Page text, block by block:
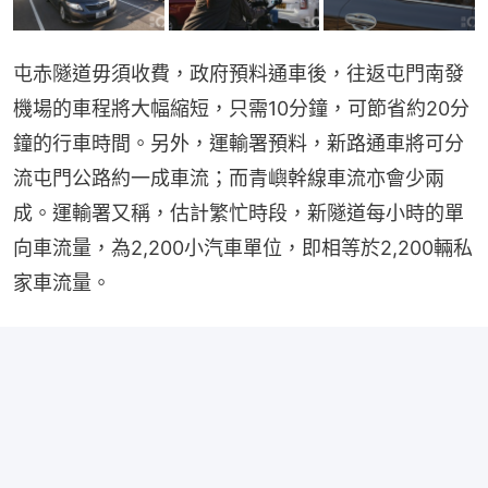
屯赤隧道毋須收費，政府預料通車後，往返屯門南發
機場的車程將大幅縮短，只需10分鐘，可節省約20分
鐘的行車時間。另外，運輸署預料，新路通車將可分
流屯門公路約一成車流；而青嶼幹線車流亦會少兩
成。運輸署又稱，估計繁忙時段，新隧道每小時的單
向車流量，為2,200小汽車單位，即相等於2,200輛私
家車流量。